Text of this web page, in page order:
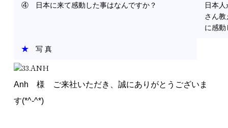
④ 日本に来て感動した事はなんですか？
日本
さん
に感動
★ 写 真
Anh 様 ご来社いただき、誠にありがとうございま
す(*^-^*)